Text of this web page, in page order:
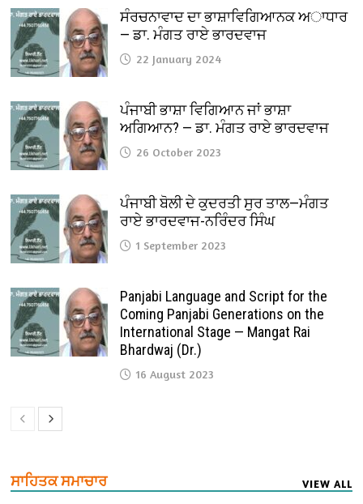
ਸੰਰਚਨਾਵਾਦ ਦਾ ਭਾਸ਼ਾਵਿਗਿਆਨਕ ਅਾਧਾਰ
— ਡਾ. ਮੰਗਤ ਰਾਏ ਭਾਰਦਵਾਜ
22 January 2024
ਪੰਜਾਬੀ ਭਾਸ਼ਾ ਵਿਗਿਆਨ ਜਾਂ ਭਾਸ਼ਾ
ਅਗਿਆਨ? — ਡਾ. ਮੰਗਤ ਰਾਏ ਭਾਰਦਵਾਜ
26 October 2023
ਪੰਜਾਬੀ ਬੋਲੀ ਦੇ ਕੁਦਰਤੀ ਸੁਰ ਤਾਲ—ਮੰਗਤ
ਰਾਏ ਭਾਰਦਵਾਜ-ਨਰਿੰਦਰ ਸਿੰਘ
1 September 2023
Panjabi Language and Script for the
Coming Panjabi Generations on the
International Stage — Mangat Rai
Bhardwaj (Dr.)
16 August 2023
ਸਾਹਿਤਕ ਸਮਾਚਾਰ VIEW ALL